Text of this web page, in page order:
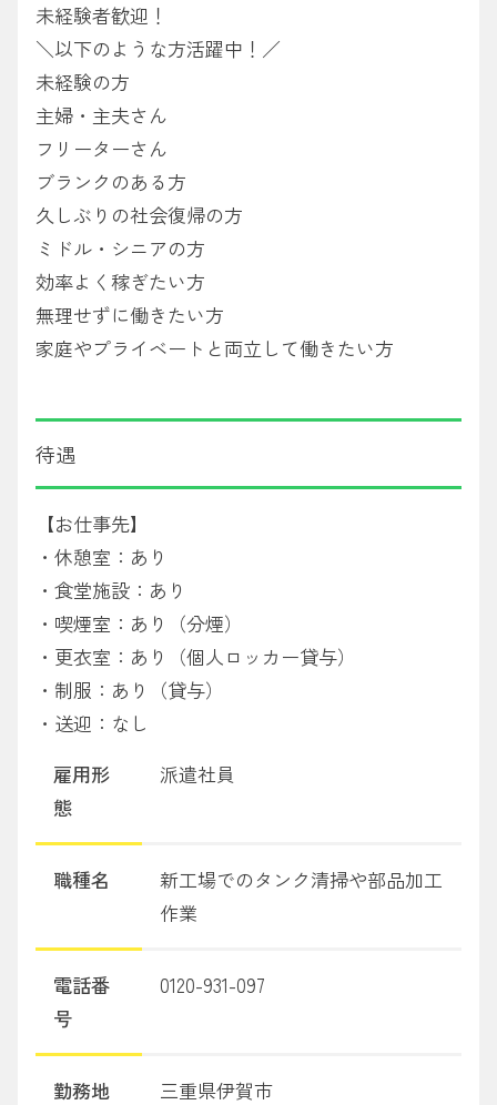
未経験者歓迎！
＼以下のような方活躍中！／
未経験の方
主婦・主夫さん
フリーターさん
ブランクのある方
久しぶりの社会復帰の方
ミドル・シニアの方
効率よく稼ぎたい方
無理せずに働きたい方
家庭やプライベートと両立して働きたい方
待遇
【お仕事先】
・休憩室：あり
・食堂施設：あり
・喫煙室：あり（分煙）
・更衣室：あり（個人ロッカー貸与）
・制服：あり（貸与）
・送迎：なし
雇用形
態
派遣社員
職種名
新工場でのタンク清掃や部品加工
作業
電話番
号
0120-931-097
勤務地 三重県伊賀市